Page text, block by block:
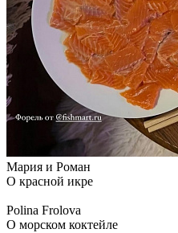
Мария и Роман
О красной икре
Polina Frolova
О морском коктейле